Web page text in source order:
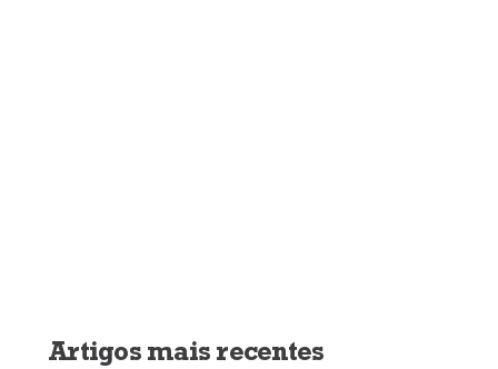
Artigos mais recentes